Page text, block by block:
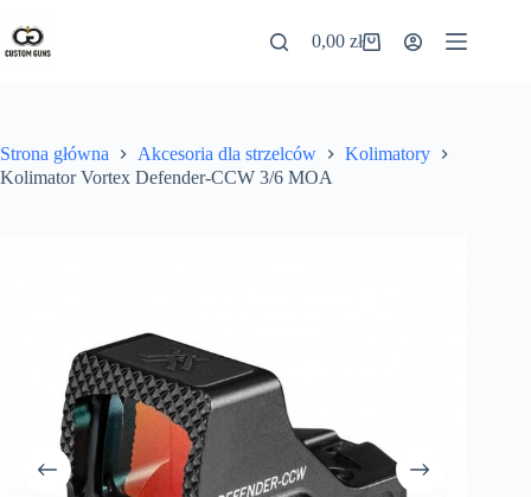
0,00zł
Strona główna Akcesoria dla strzelców
Kolimatory
Kolimator Vortex Defender-CCW 3/6 MOA